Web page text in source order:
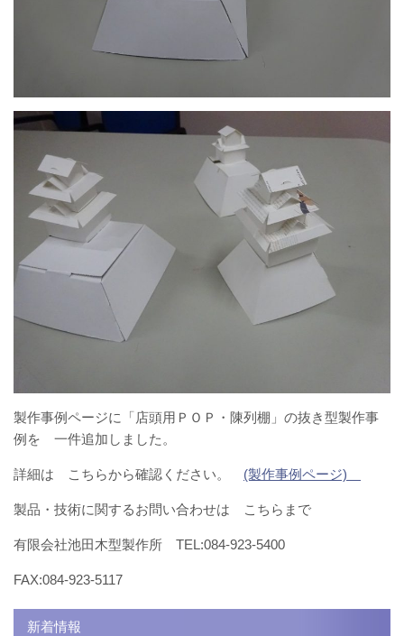
製作事例ページに「店頭用ＰＯＰ・陳列棚」の抜き型製作事
例を 一件追加しました。
詳細は こちらから確認ください。 (製作事例ページ)
製品・技術に関するお問い合わせは こちらまで
有限会社池田木型製作所 TEL:084-923-5400
FAX:084-923-5117
新着情報